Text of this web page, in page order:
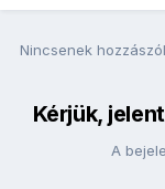
Nincsenek
Kérjük,
A